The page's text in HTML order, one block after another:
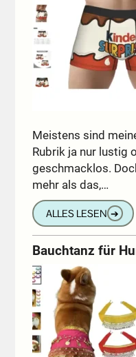
Meistens sind
Rubrik ja nur lustig
geschmacklos.
mehr als das,…
ALLES LESEN ➔
Bauchtanz für